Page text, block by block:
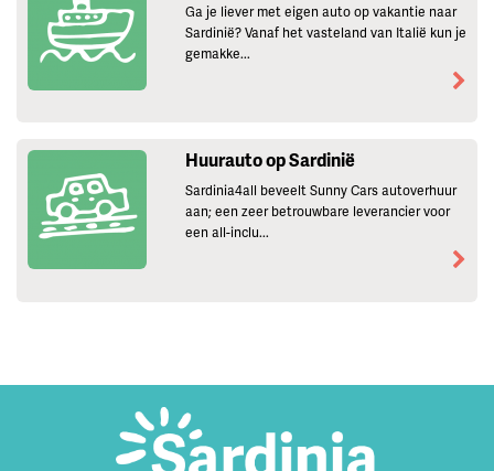
Ga je liever met eigen auto op vakantie naar
Sardinië? Vanaf het vasteland van Italië kun je
gemakke...
Huurauto op Sardinië
Sardinia4all beveelt Sunny Cars autoverhuur
aan; een zeer betrouwbare leverancier voor
een all-inclu...